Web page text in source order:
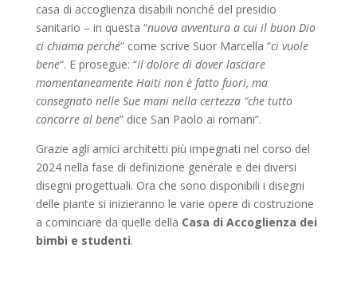
casa di accoglienza disabili nonché del presidio
sanitario – in questa “nuova avventura a cui il buon Dio
ci chiama perché” come scrive Suor Marcella “ci vuole
bene“. E prosegue: “Il dolore di dover lasciare
momentaneamente Haiti non è fatto fuori, ma
consegnato nelle Sue mani nella certezza “che tutto
concorre al bene” dice San Paolo ai romani”.
Grazie agli amici architetti più impegnati nel corso del
2024 nella fase di definizione generale e dei diversi
disegni progettuali. Ora che sono disponibili i disegni
delle piante si inizieranno le varie opere di costruzione
a cominciare da quelle della Casa di Accoglienza dei
bimbi e studenti.